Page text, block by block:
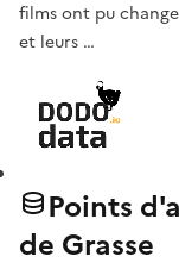
films ont pu
et leurs …
Points
de Grasse